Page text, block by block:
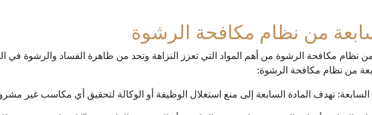
من نظام مكافحة الرشوة
من نظام مكافحة الرشوة من أهم المواد التي تعزز النزاهة وتحد من ظاهرة الفساد والرشوة
من نظام مكافحة الرشوة:
تهدف المادة السابعة إلى منع استغلال الوظيفة أو الوكالة لتحقيق أي مكاسب غير